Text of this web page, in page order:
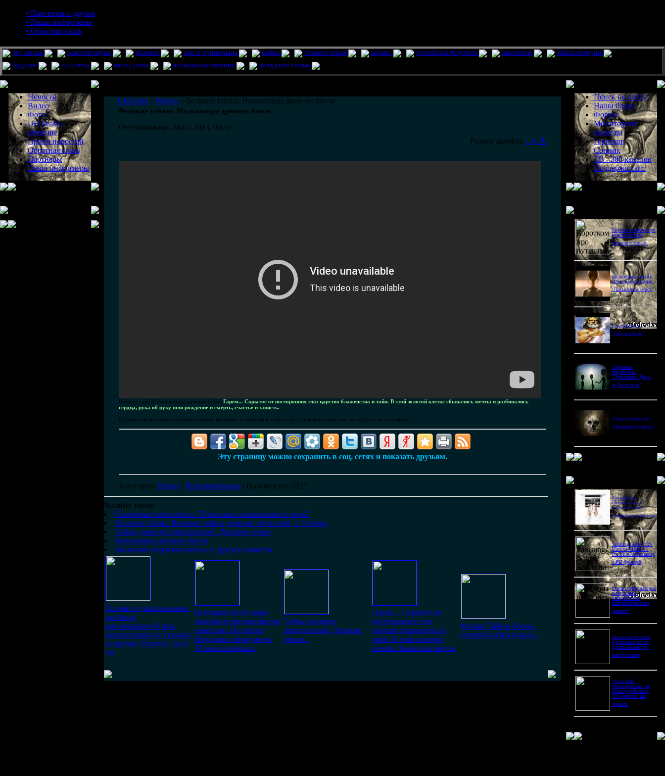
• Партнеры и друзья
• Наши информеры
• Обратная связь
pro жизнь новости науки человек нло и пришельцы война планета земля космос стихийные бедствия животные
тайны истории
будущее
гипотезы конец света аномальные явления авторские статьи
Новости
Видео
Фото
UFOleaks -
общение
Прием новостей
Обратная связь
Партнеры
Наши информеры
UfoLeaks » Видео » Великие тайны: Наложницы древних богов
Великие тайны: Наложницы древних богов
Опубликовано: 20-07-2013, 00:30
Размер шрифта: A A A
Великие тайны: Наложницы древних богов Гарем... Скрытое от посторонних глаз царство блаженства и тайн. В этой золотой клетке сбывались мечты и разбивались
сердца, рука об руку шли рождение и смерть, счастье и зависть.
Прекрасные женщины забывали о своих желаниях и посвящали себя тому, кто за всю жизнь мог не одарить их и взглядом...
Эту страницу можно сохранить в соц. сетях и показать друзьям.
Категория: Видео / Познавательные | Просмотров: 2217
Читайте также:
Секретные территории. "В поисках параллельного мира"
Великие тайны. Великие тайны древних летописей. 1-3 серии
Тайны древних цивилизаций. Древние гении
Наложницы древних богов
Насколько вероятна жизнь на других планетах
Споры о существовании
на Земле
высокоразвитой пра-
цивилизации не утихают
со времен Платона. Был
ли
Историки всего мира
замерли в предвкушении
сенсации. На севере
Иордании обнаружено
70 металлических
Тайны древних
цивилизаций. Древние
гении...
Гарем… Скрытое от
посторонних глаз
царство блаженства и
тайн. В этой золотой
клетке сбывались мечты
Фильм: Тайны Богов -
смотреть обязательно...
Поиск по сайту
Наши блоги
Форум
Мониторинг
планеты
Гороскоп
Сонник
ТВ - 300 каналов
Поддержи сайт
Короткометражка про
путешествия во
времени и эгоизм.
Битва цивилизаций с
Игорем Прокопенко.
"Письма из космоса"
Странное дело.
"Стрелы богов"
Секретные
территории.
"Пришельцы. Дверь
во Вселенную"
Обманутые наукой.
"Исцеление смертью"
Как выбрать
снотворное для
восстановления
режима после отпуска
Samsung Galaxy S26
Ultra vs Xiaomi 16
Pro Ultra: битва камер
и ИИ-функций
Ремонт перфораторов
и сварочных
аппаратов: как
выбрать сервис без
лишнего
Размер или чистота
бриллианта: на чем
сделать акцент при
выборе кольца
Российский
балансировщик для
отказоустойчивых
ИТ-сервисов: как
оценить